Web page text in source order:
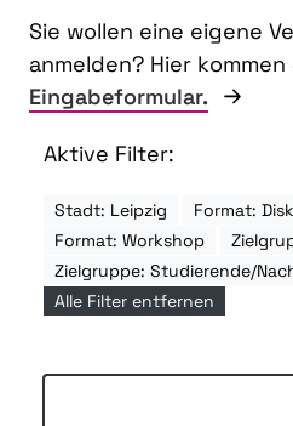
Sie wollen eine eigene
anmelden? Hier kommen
Eingabeformular.
Aktive Filter:
Stadt: Leipzig
Format:
Format: Workshop
Zielgruppe: Studierende/
Alle Filter entfernen